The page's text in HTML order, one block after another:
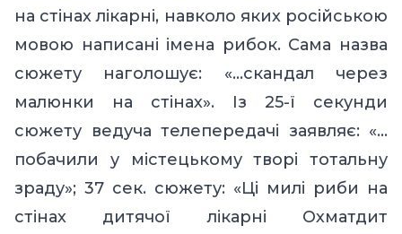
на стінах лікарні, навколо яких російською
мовою написані імена рибок. Сама назва
сюжету наголошує: «…скандал через
малюнки на стінах». Із 25-ї секунди
сюжету ведуча телепередачі заявляє: «…
побачили у містецькому творі тотальну
зраду»; 37 сек. сюжету: «Ці милі риби на
стінах дитячої лікарні Охматдит